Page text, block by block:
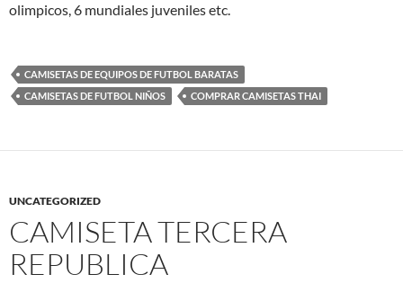
olimpicos, 6 mundiales juveniles etc.
CAMISETAS DE EQUIPOS DE FUTBOL BARATAS
CAMISETAS DE FUTBOL NIÑOS
COMPRAR CAMISETAS THAI
UNCATEGORIZED
CAMISETA TERCERA
REPUBLICA